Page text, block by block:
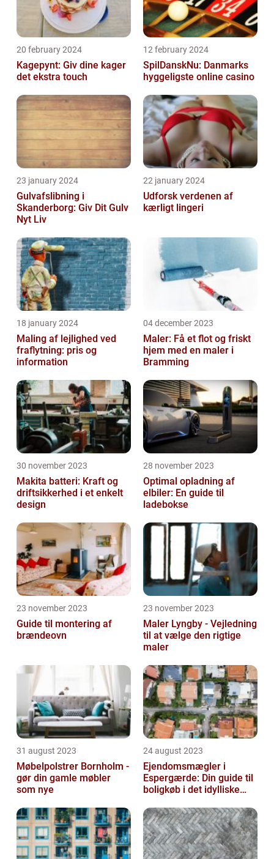
20 february 2024
Kagepynt: Giv dine kager
det ekstra touch
12 february 2024
SpilDanskNu: Danmarks
hyggeligste online casino
23 january 2024
Gulvafslibning i
Skanderborg: Giv Dit Gulv
Nyt Liv
22 january 2024
Udforsk verdenen af
kærligt lingeri
18 january 2024
Maling af lejlighed ved
fraflytning: pris og
information
04 december 2023
Maler: Få et flot og friskt
hjem med en maler i
Bramming
30 november 2023
Makita batteri: Kraft og
driftsikkerhed i et enkelt
design
28 november 2023
Optimal opladning af
elbiler: En guide til
ladebokse
23 november 2023
Guide til montering af
brændeovn
23 november 2023
Maler Lyngby - Vejledning
til at vælge den rigtige
maler
31 august 2023
Møbelpolstrer Bornholm -
gør din gamle møbler
som nye
24 august 2023
Ejendomsmægler i
Espergærde: Din guide til
boligkøb i det idylliske